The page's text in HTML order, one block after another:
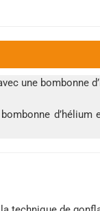
une bombonne